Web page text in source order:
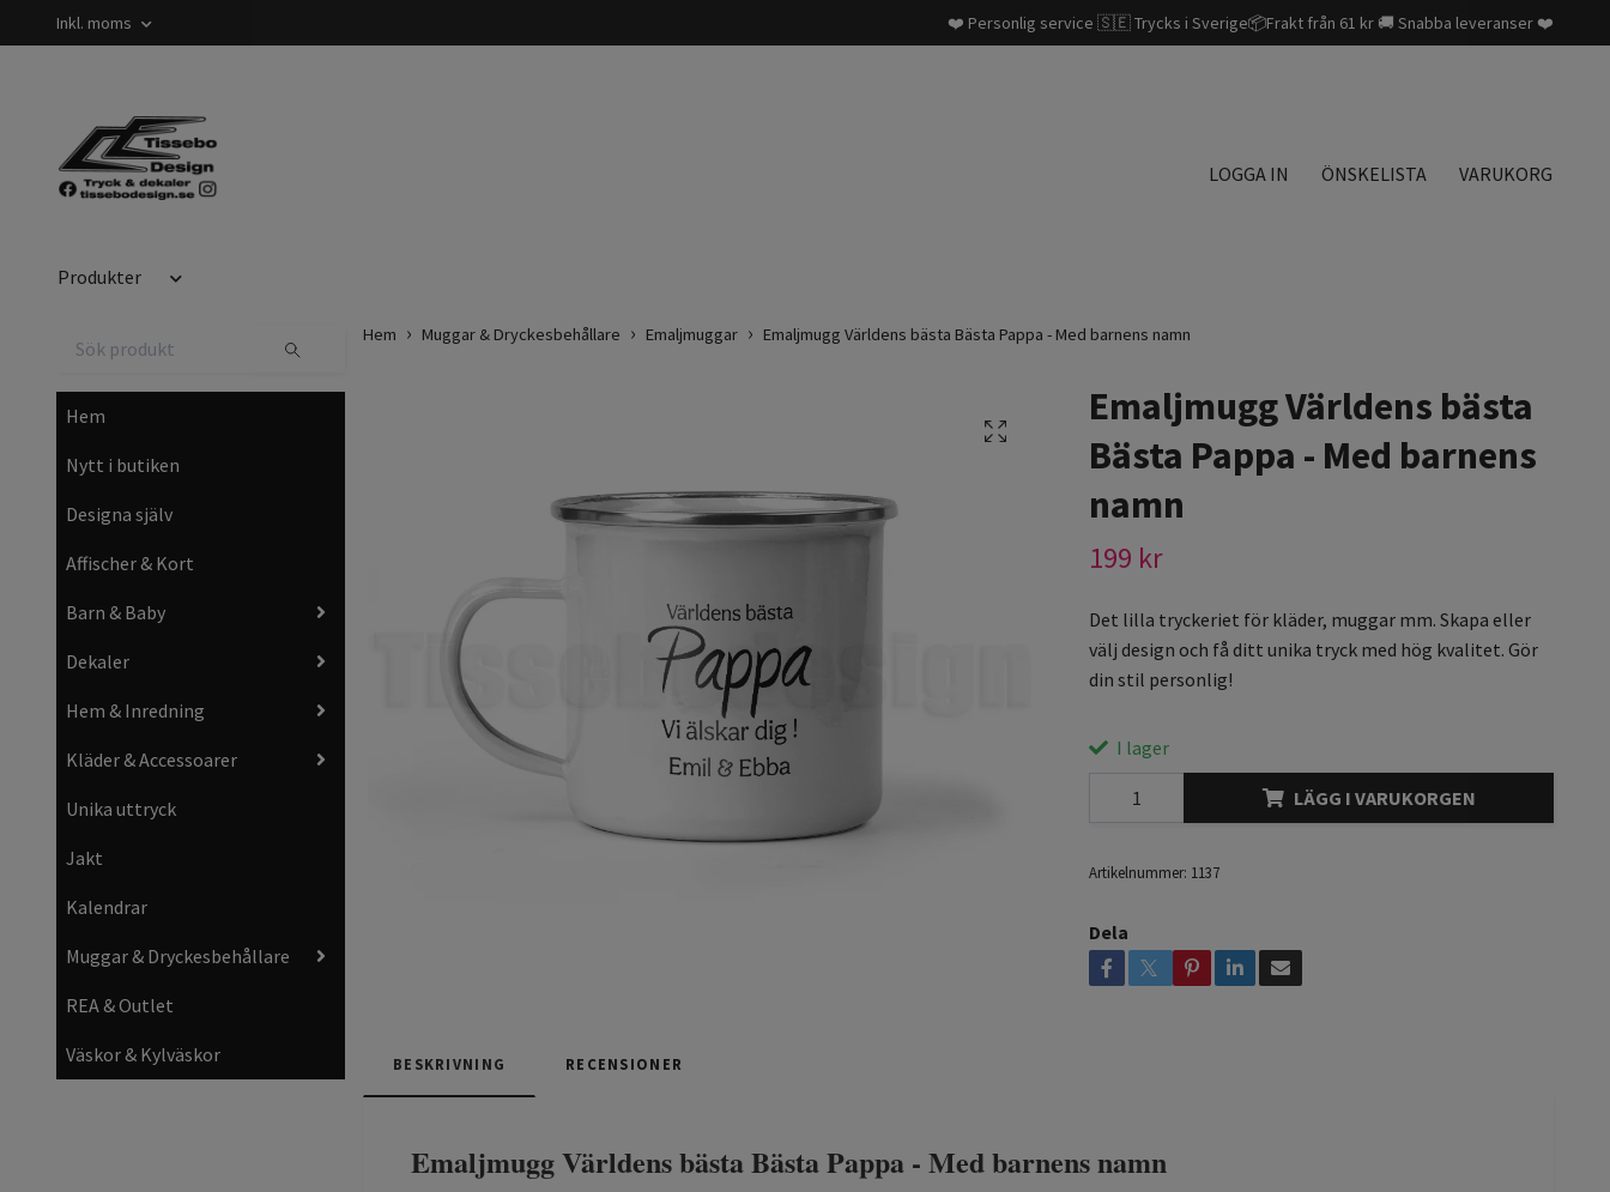
Inkl. moms ❤️ Personlig service 🇸🇪 Trycks i Sverige📦Frakt från 61 kr 🚚 Snabba leveranser ❤️
LOGGA IN ÖNSKELISTA VARUKORG
Produkter
Hem
Nytt i butiken
Designa själv
Affischer & Kort
Barn & Baby
Dekaler
Hem & Inredning
Kläder & Accessoarer
Unika uttryck
Jakt
Kalendrar
Muggar & Dryckesbehållare
REA & Outlet
Väskor & Kylväskor
Hem Muggar & Dryckesbehållare Emaljmuggar Emaljmugg Världens bästa Bästa Pappa - Med barnens namn
Emaljmugg Världens bästa
Bästa Pappa - Med barnens
namn
199 kr
Det lilla tryckeriet för kläder, muggar mm. Skapa eller
välj design och få ditt unika tryck med hög kvalitet. Gör
din stil personlig!
I lager
LÄGG I VARUKORGEN
Artikelnummer: 1137
Dela
BESKRIVNING RECENSIONER
Emaljmugg Världens bästa Bästa Pappa - Med barnens namn